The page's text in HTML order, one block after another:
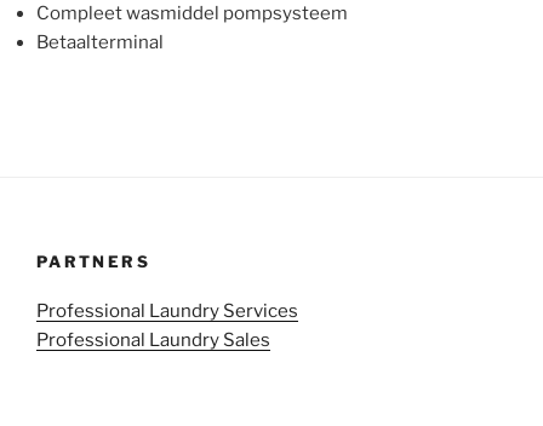
Compleet wasmiddel pompsysteem
Betaalterminal
PARTNERS
Professional Laundry Services
Professional Laundry Sales